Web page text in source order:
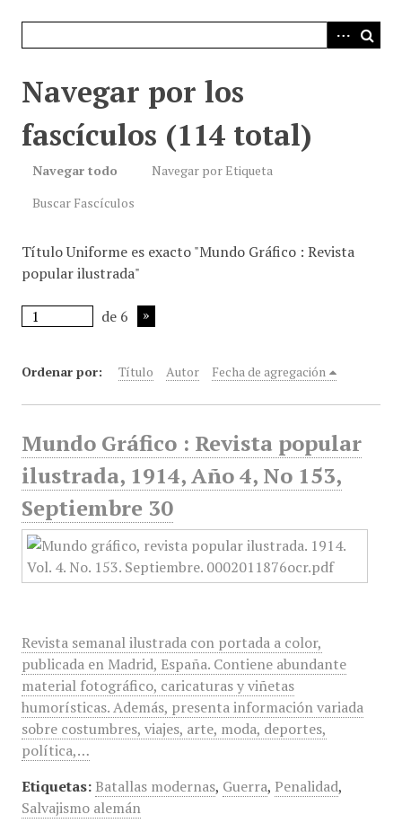
Navegar por los
fascículos (114 total)
Navegar todo
Navegar por Etiqueta
Buscar Fascículos
Título Uniforme es exacto "Mundo Gráfico : Revista
popular ilustrada"
de 6
Ordenar por: Título Autor Fecha de agregación
Mundo Gráfico : Revista popular
ilustrada, 1914, Año 4, No 153,
Septiembre 30
Revista semanal ilustrada con portada a color,
publicada en Madrid, España. Contiene abundante
material fotográfico, caricaturas y viñetas
humorísticas. Además, presenta información variada
sobre costumbres, viajes, arte, moda, deportes,
política,…
Etiquetas: Batallas modernas, Guerra, Penalidad,
Salvajismo alemán